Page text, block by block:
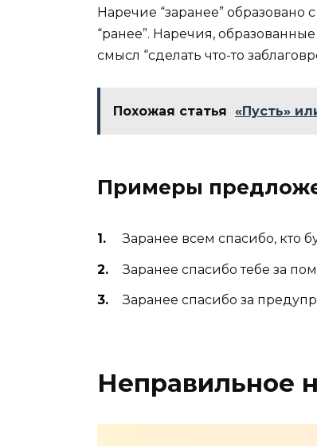
Наречие “заранее”
“ранее”. Наречия,
смысл “сделать что-то
Похожая статья «Пусть»
Примеры
Заранее всем спасибо, кто
Заранее спасибо тебе за
Заранее спасибо за
Неправильное